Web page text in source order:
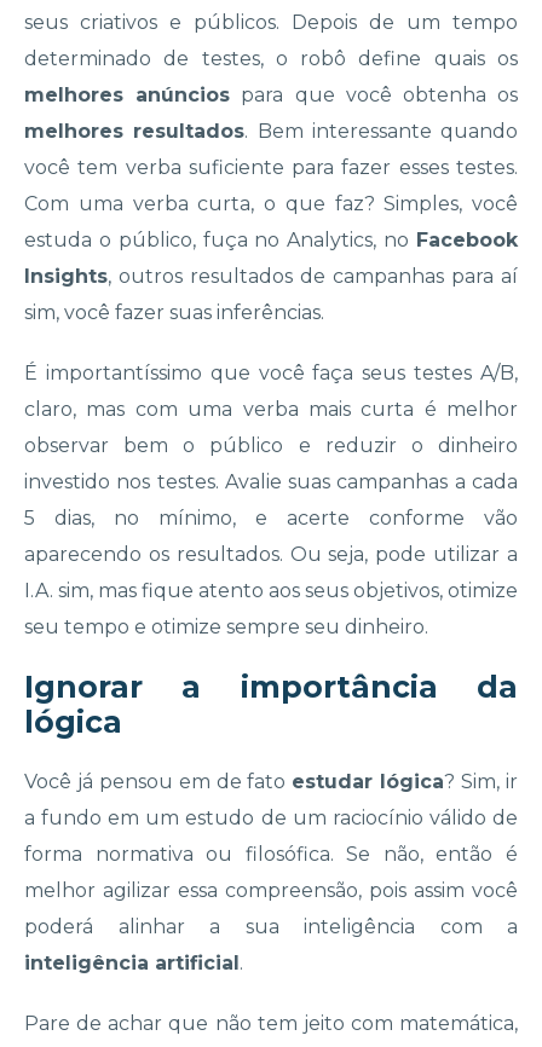
seus criativos e públicos. Depois de um tempo
determinado de testes, o robô define quais os
melhores anúncios para que você obtenha os
melhores resultados. Bem interessante quando
você tem verba suficiente para fazer esses testes.
Com uma verba curta, o que faz? Simples, você
estuda o público, fuça no Analytics, no Facebook
Insights, outros resultados de campanhas para aí
sim, você fazer suas inferências.
É importantíssimo que você faça seus testes A/B,
claro, mas com uma verba mais curta é melhor
observar bem o público e reduzir o dinheiro
investido nos testes. Avalie suas campanhas a cada
5 dias, no mínimo, e acerte conforme vão
aparecendo os resultados. Ou seja, pode utilizar a
I.A. sim, mas fique atento aos seus objetivos, otimize
seu tempo e otimize sempre seu dinheiro.
Ignorar a importância da
lógica
Você já pensou em de fato estudar lógica? Sim, ir
a fundo em um estudo de um raciocínio válido de
forma normativa ou filosófica. Se não, então é
melhor agilizar essa compreensão, pois assim você
poderá alinhar a sua inteligência com a
inteligência artificial.
Pare de achar que não tem jeito com matemática,